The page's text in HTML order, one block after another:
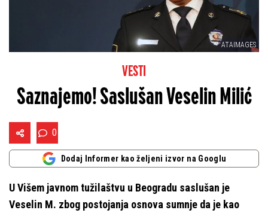
ATAIMAGES
VESTI
Saznajemo! Saslušan Veselin Milić
0
Dodaj Informer kao željeni izvor na Googlu
U Višem javnom tužilaštvu u Beogradu saslušan je
Veselin M. zbog postojanja osnova sumnje da je kao